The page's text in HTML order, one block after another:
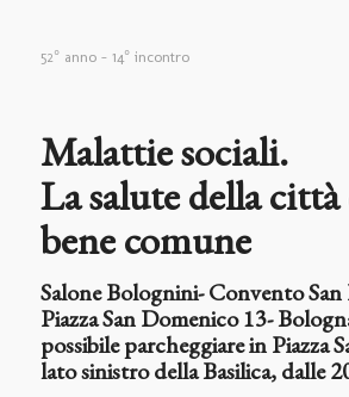
52° anno – 14° incontro
Malattie sociali.
La salute della
bene comune
Salone Bolognini- Convento
Piazza San Domenico 13-
possibile parcheggiare in Piazza
lato sinistro della Basilica, dalle